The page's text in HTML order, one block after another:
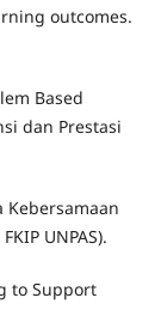
outcomes.
Based
dan Prestasi
Kebersamaan
UNPAS).
to Support